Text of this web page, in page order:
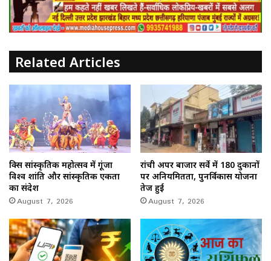
Related Articles
ब्रिक्स सांस्कृतिक महोत्सव में गूंजा
विश्व शांति और सांस्कृतिक एकता
का संदेश
August 7, 2026
रांची अपर बाजार सर्वे में 180 दुकानों
पर अनियमितता, पुनर्विकास योजना
तेज हुई
August 7, 2026